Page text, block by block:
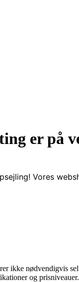
er på
Vores
ikke nødvendigvis
og prisniveauer.